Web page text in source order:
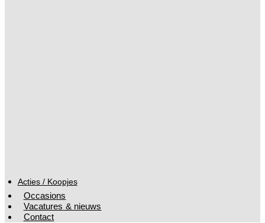
Acties / Koopjes
Occasions
Vacatures & nieuws
Contact